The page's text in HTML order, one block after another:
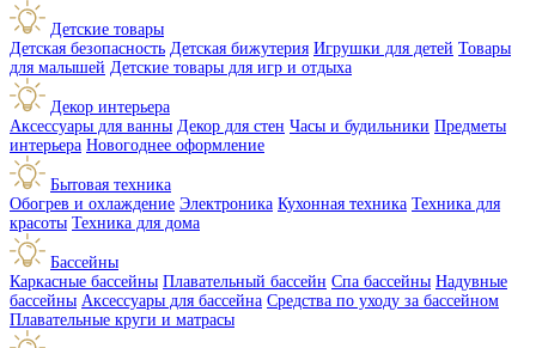
Детские товары
Детская безопасность Детская бижутерия Игрушки для детей Товары
для малышей Детские товары для игр и отдыха
Декор интерьера
Аксессуары для ванны Декор для стен Часы и будильники Предметы
интерьера Новогоднее оформление
Бытовая техника
Обогрев и охлаждение Электроника Кухонная техника Техника для
красоты Техника для дома
Бассейны
Каркасные бассейны Плавательный бассейн Спа бассейны Надувные
бассейны Аксессуары для бассейна Средства по уходу за бассейном
Плавательные круги и матрасы